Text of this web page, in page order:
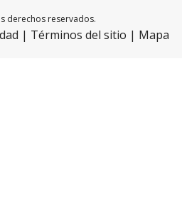
derechos reservados.
Términos del sitio
Mapa